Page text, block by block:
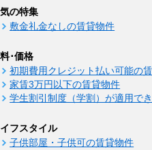
の特集
敷金礼金なしの賃貸物件
･価格
初期費用クレジット払い可能の
家賃3万円以下の賃貸物件
学生割引制度（学割）が適用で
フスタイル
子供部屋・子供可の賃貸物件